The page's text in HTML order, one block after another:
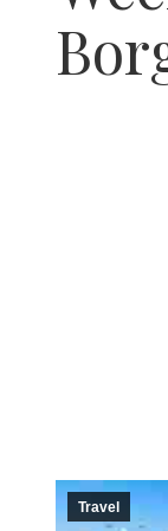
Travel